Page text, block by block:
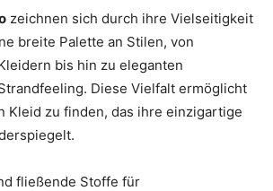
zeichnen sich durch ihre Vielseitigkeit
breite Palette an Stilen, von
bis hin zu eleganten
Diese Vielfalt ermöglicht
Kleid zu finden, das ihre einzigartige
fließende Stoffe für